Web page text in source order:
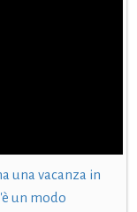
una vacanza in
un modo